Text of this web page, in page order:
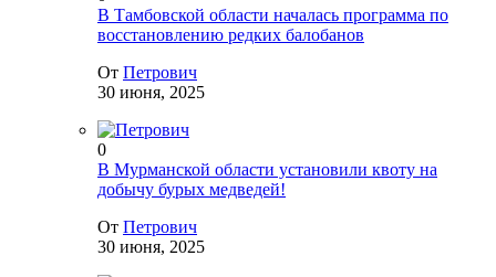
В Тамбовской области началась программа по
восстановлению редких балобанов
От Петрович
30 июня, 2025
0
В Мурманской области установили квоту на
добычу бурых медведей!
От Петрович
30 июня, 2025